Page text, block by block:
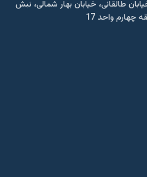
طالقانی، خیابان بهار شمالی، نبش